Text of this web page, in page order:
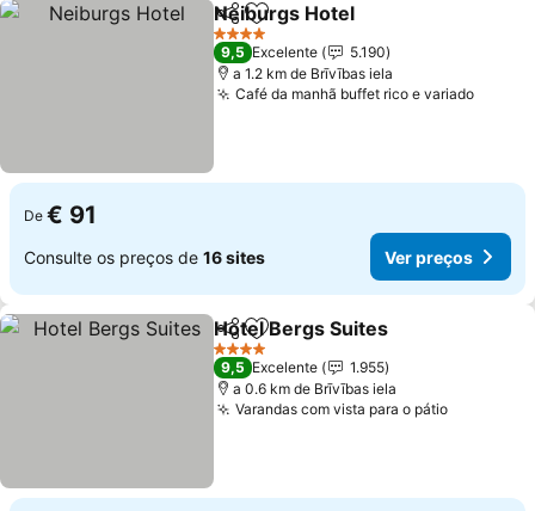
PartilharAdicionar aos favoritos
Neiburgs Hotel
4 Estrelas
9,5 Excelente
5.190
a 1.2 km de Brīvības iela
Café da manhã buffet rico e variado
De € 91
Consulte os preços de 16 sites Ver preços
PartilharAdicionar aos favoritos
Hotel Bergs Suites
4 Estrelas
9,5 Excelente
1.955
a 0.6 km de Brīvības iela
Varandas com vista para o pátio